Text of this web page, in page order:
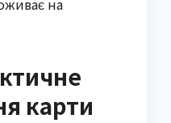
на
карти